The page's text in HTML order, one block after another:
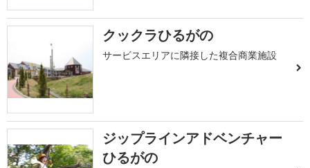
クックラひるがの
サービスエリアに隣接した複合商業施設
ジップラインアドベンチャー
ひるがの